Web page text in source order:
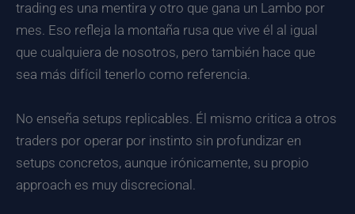
trading es una mentira y otro que gana un Lambo por
mes. Eso refleja la montaña rusa que vive él al igual
que cualquiera de nosotros, pero también hace que
sea más difícil tenerlo como referencia.
No enseña setups replicables. Él mismo critica a otros
traders por operar por instinto sin profundizar en
setups concretos, aunque irónicamente, su propio
approach es muy discrecional.